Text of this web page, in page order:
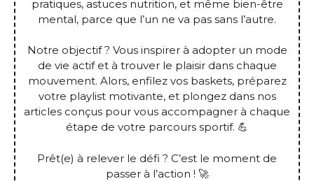
pratiques, astuces nutrition, et même bien-être
mental, parce que l’un ne va pas sans l’autre.
Notre objectif ? Vous inspirer à adopter un mode
de vie actif et à trouver le plaisir dans chaque
mouvement. Alors, enfilez vos baskets, préparez
votre playlist motivante, et plongez dans nos
articles conçus pour vous accompagner à chaque
étape de votre parcours sportif. 💪
Prêt(e) à relever le défi ? C’est le moment de
passer à l’action ! 🚀